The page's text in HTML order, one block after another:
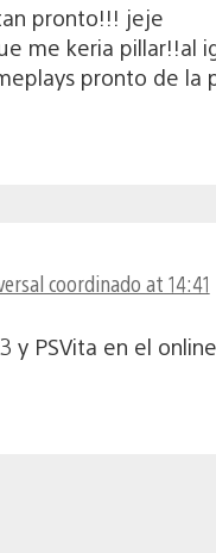
pronto!!! jeje
me keria pillar!!al
pronto de
coordinado at 14:41
y PSVita en el